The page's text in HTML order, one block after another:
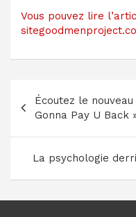
Vous pouvez lire
Navigation
de
l’article
Écoutez le
Gonna Pay U Back
La psychologie